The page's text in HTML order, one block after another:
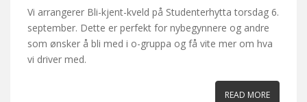
Vi arrangerer Bli-kjent-kveld på Studenterhytta torsdag 6.
september. Dette er perfekt for nybegynnere og andre
som ønsker å bli med i o-gruppa og få vite mer om hva
vi driver med.
READ MORE